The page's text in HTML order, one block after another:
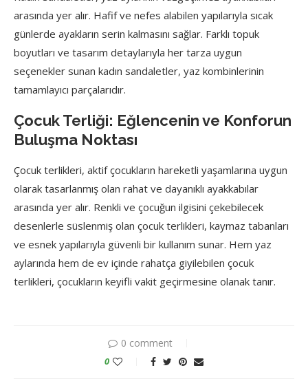
arasında yer alır. Hafif ve nefes alabilen yapılarıyla sıcak
günlerde ayakların serin kalmasını sağlar. Farklı topuk
boyutları ve tasarım detaylarıyla her tarza uygun
seçenekler sunan kadın sandaletler, yaz kombinlerinin
tamamlayıcı parçalarıdır.
Çocuk Terliği: Eğlencenin ve Konforun
Buluşma Noktası
Çocuk terlikleri, aktif çocukların hareketli yaşamlarına uygun
olarak tasarlanmış olan rahat ve dayanıklı ayakkabılar
arasında yer alır. Renkli ve çocuğun ilgisini çekebilecek
desenlerle süslenmiş olan çocuk terlikleri, kaymaz tabanları
ve esnek yapılarıyla güvenli bir kullanım sunar. Hem yaz
aylarında hem de ev içinde rahatça giyilebilen çocuk
terlikleri, çocukların keyifli vakit geçirmesine olanak tanır.
0 comment
0